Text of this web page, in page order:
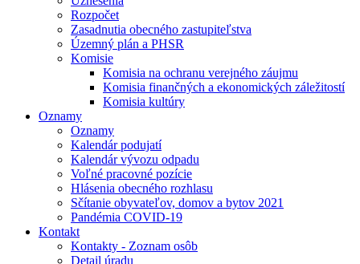
Rozpočet
Zasadnutia obecného zastupiteľstva
Územný plán a PHSR
Komisie
Komisia na ochranu verejného záujmu
Komisia finančných a ekonomických záležitostí
Komisia kultúry
Oznamy
Oznamy
Kalendár podujatí
Kalendár vývozu odpadu
Voľné pracovné pozície
Hlásenia obecného rozhlasu
Sčítanie obyvateľov, domov a bytov 2021
Pandémia COVID-19
Kontakt
Kontakty - Zoznam osôb
Detail úradu